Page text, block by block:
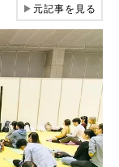
▶元記事を見る